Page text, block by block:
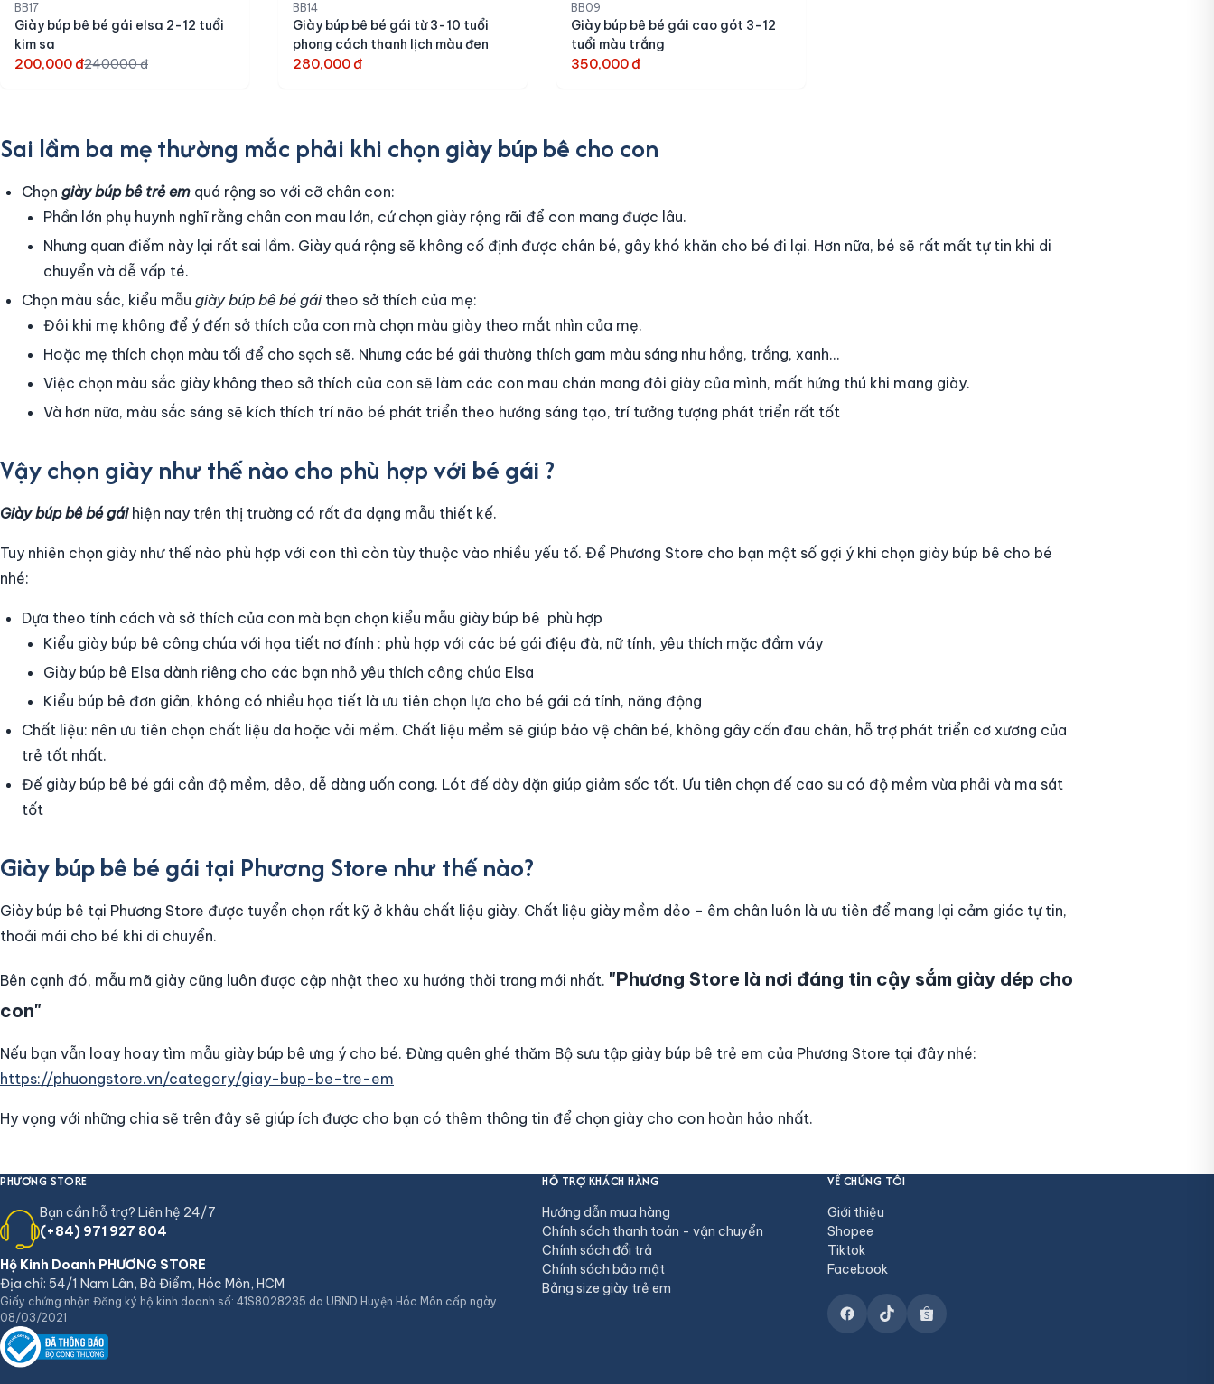
BB17
Giày búp bê bé gái elsa 2-12 tuổi
kim sa
200,000 đ240000 đ
BB14
Giày búp bê bé gái từ 3-10 tuổi
phong cách thanh lịch màu đen
280,000 đ
BB09
Giày búp bê bé gái cao gót 3-12
tuổi màu trắng
350,000 đ
Sai lầm ba mẹ thường mắc phải khi chọn giày búp bê cho con
Chọn giày búp bê trẻ em quá rộng so với cỡ chân con:
Phần lớn phụ huynh nghĩ rằng chân con mau lớn, cứ chọn giày rộng rãi để con mang được lâu.
Nhưng quan điểm này lại rất sai lầm. Giày quá rộng sẽ không cố định được chân bé, gây khó khăn cho bé đi lại. Hơn nữa, bé sẽ rất mất tự tin khi di
chuyển và dễ vấp té.
Chọn màu sắc, kiểu mẫu giày búp bê bé gái theo sở thích của mẹ:
Đôi khi mẹ không để ý đến sở thích của con mà chọn màu giày theo mắt nhìn của mẹ.
Hoặc mẹ thích chọn màu tối để cho sạch sẽ. Nhưng các bé gái thường thích gam màu sáng như hồng, trắng, xanh...
Việc chọn màu sắc giày không theo sở thích của con sẽ làm các con mau chán mang đôi giày của mình, mất hứng thú khi mang giày.
Và hơn nữa, màu sắc sáng sẽ kích thích trí não bé phát triển theo hướng sáng tạo, trí tưởng tượng phát triển rất tốt
Vậy chọn giày như thế nào cho phù hợp với bé gái ?
Giày búp bê bé gáihiện nay trên thị trường có rất đa dạng mẫu thiết kế.
Tuy nhiên chọn giày như thế nào phù hợp với con thì còn tùy thuộc vào nhiều yếu tố. Để Phương Store cho bạn một số gợi ý khi chọn giày búp bê cho bé
nhé:
Dựa theo tính cách và sở thích của con mà bạn chọn kiểu mẫu giày búp bê phù hợp
Kiểu giày búp bê công chúa với họa tiết nơ đính : phù hợp với các bé gái điệu đà, nữ tính, yêu thích mặc đầm váy
Giày búp bê Elsa dành riêng cho các bạn nhỏ yêu thích công chúa Elsa
Kiểu búp bê đơn giản, không có nhiều họa tiết là ưu tiên chọn lựa cho bé gái cá tính, năng động
Chất liệu: nên ưu tiên chọn chất liệu da hoặc vải mềm. Chất liệu mềm sẽ giúp bảo vệ chân bé, không gây cấn đau chân, hỗ trợ phát triển cơ xương của
trẻ tốt nhất.
Đế giày búp bê bé gái cần độ mềm, dẻo, dễ dàng uốn cong. Lót đế dày dặn giúp giảm sốc tốt. Ưu tiên chọn đế cao su có độ mềm vừa phải và ma sát
tốt
Giày búp bê bé gái tại Phương Store như thế nào?
Giày búp bê tại Phương Store được tuyển chọn rất kỹ ở khâu chất liệu giày. Chất liệu giày mềm dẻo - êm chân luôn là ưu tiên để mang lại cảm giác tự tin,
thoải mái cho bé khi di chuyển.
Bên cạnh đó, mẫu mã giày cũng luôn được cập nhật theo xu hướng thời trang mới nhất. "Phương Store là nơi đáng tin cậy sắm giày dép cho
con"
Nếu bạn vẫn loay hoay tìm mẫu giày búp bê ưng ý cho bé. Đừng quên ghé thăm Bộ sưu tập giày búp bê trẻ em của Phương Store tại đây nhé:
https://phuongstore.vn/category/giay-bup-be-tre-em
Hy vọng với những chia sẽ trên đây sẽ giúp ích được cho bạn có thêm thông tin để chọn giày cho con hoàn hảo nhất.
PHƯƠNG STORE
Bạn cần hỗ trợ? Liên hệ 24/7
(+84) 971 927 804
Hộ Kinh Doanh PHƯƠNG STORE
Địa chỉ: 54/1 Nam Lân, Bà Điểm, Hóc Môn, HCM
Giấy chứng nhận Đăng ký hộ kinh doanh số: 41S8028235 do UBND Huyện Hóc Môn cấp ngày
08/03/2021
HỖ TRỢ KHÁCH HÀNG
Hướng dẫn mua hàng
Chính sách thanh toán - vận chuyển
Chính sách đổi trả
Chính sách bảo mật
Bảng size giày trẻ em
VỀ CHÚNG TÔI
Giới thiệu
Shopee
Tiktok
Facebook